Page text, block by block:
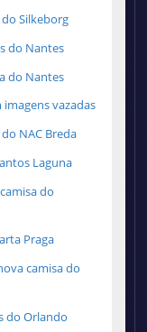
Silkeborg
do Nantes
do Nantes
vazadas
NAC Breda
Laguna
do
Praga
camisa do
do Orlando